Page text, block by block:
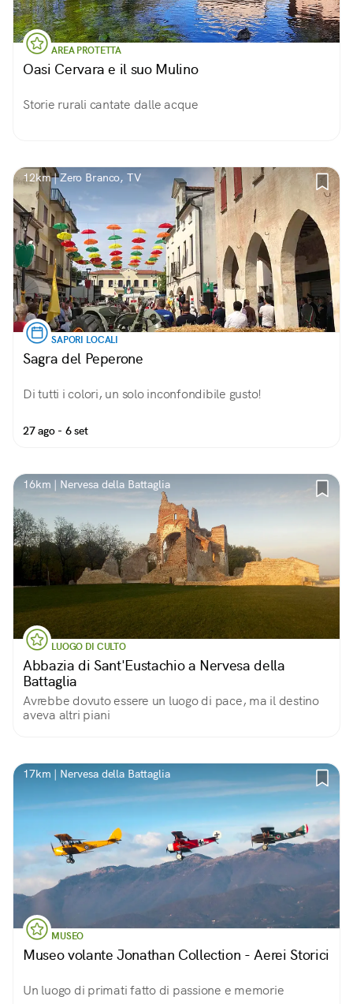
AREA PROTETTA
Oasi Cervara e il suo Mulino
Storie rurali cantate dalle acque
12km | Zero Branco, TV
SAPORI LOCALI
Sagra del Peperone
Di tutti i colori, un solo inconfondibile gusto!
27 ago - 6 set
16km | Nervesa della Battaglia
LUOGO DI CULTO
Abbazia di Sant'Eustachio a Nervesa della
Battaglia
Avrebbe dovuto essere un luogo di pace, ma il destino
aveva altri piani
17km | Nervesa della Battaglia
MUSEO
Museo volante Jonathan Collection - Aerei Storici
Un luogo di primati fatto di passione e memorie